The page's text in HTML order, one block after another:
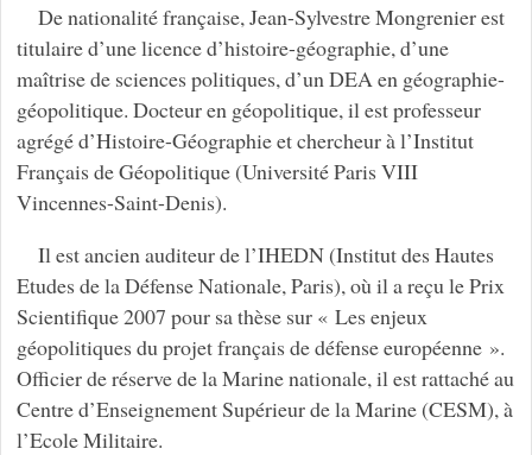
De nationalité française, Jean-Sylvestre Mongrenier est
titulaire d’une licence d’histoire-géographie, d’une
maîtrise de sciences politiques, d’un DEA en géographie-
géopolitique. Docteur en géopolitique, il est professeur
agrégé d’Histoire-Géographie et chercheur à l’Institut
Français de Géopolitique (Université Paris VIII
Vincennes-Saint-Denis).
Il est ancien auditeur de l’IHEDN (Institut des Hautes
Etudes de la Défense Nationale, Paris), où il a reçu le Prix
Scientifique 2007 pour sa thèse sur « Les enjeux
géopolitiques du projet français de défense européenne ».
Officier de réserve de la Marine nationale, il est rattaché au
Centre d’Enseignement Supérieur de la Marine (CESM), à
l’Ecole Militaire.